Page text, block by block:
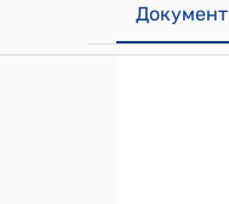
Документ